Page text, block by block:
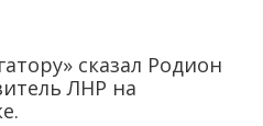
сказал Родион
ЛНР на